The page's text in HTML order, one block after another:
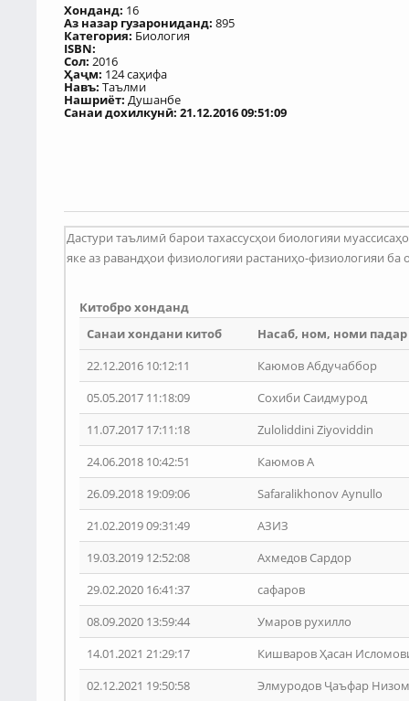
Хонданд: 16
Аз назар гузарониданд: 895
Категория: Биология
ISBN:
Сол: 2016
Ҳаҷм: 124 саҳифа
Навъ: Таълми
Нашриёт: Душанбе
Санаи дохилкунӣ: 21.12.2016 09:51:09
Дастури таълимӣ барои тахассусҳои биологияи
яке аз равандҳои физиологияи растаниҳо-физиологияи
Китобро хонданд
Санаи хондани китоб
Насаб, ном, номи падар
22.12.2016 10:12:11
Каюмов Абдучаббор
05.05.2017 11:18:09
Сохиби Саидмурод
11.07.2017 17:11:18
Zuloliddini Ziyoviddin
24.06.2018 10:42:51
Каюмов А
26.09.2018 19:09:06
Safaralikhonov Aynullo
21.02.2019 09:31:49
АЗИЗ
19.03.2019 12:52:08
Ахмедов Сардор
29.02.2020 16:41:37
сафаров
08.09.2020 13:59:44
Умаров рухилло
14.01.2021 21:29:17
Кишваров Ҳасан
02.12.2021 19:50:58
Элмуродов Ҷаъфар